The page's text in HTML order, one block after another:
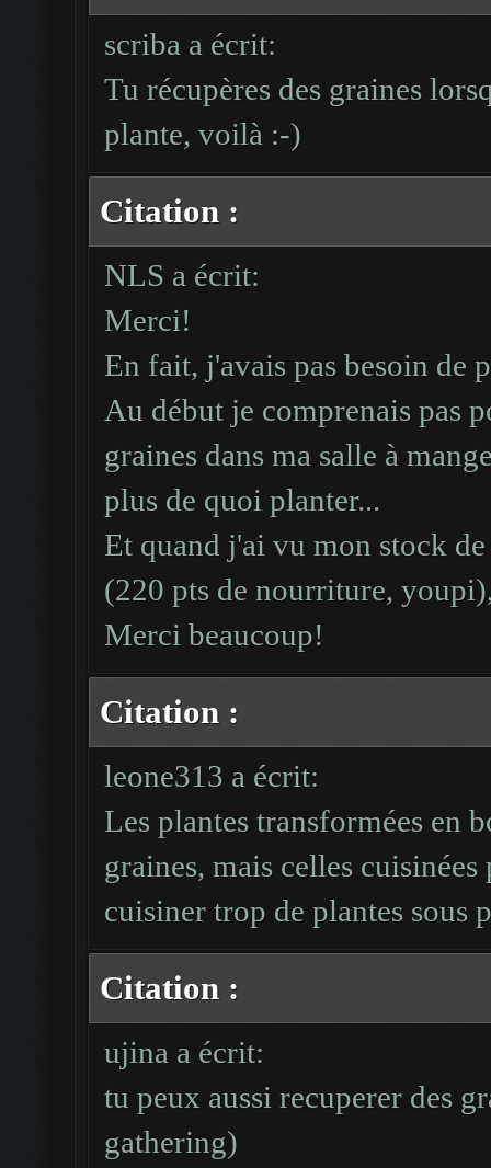
scriba a écrit:
Tu récupères des graines
plante, voilà :-)
Citation :
NLS a écrit:
Merci!
En fait, j'avais pas besoin de
Au début je comprenais pas
graines dans ma salle à
plus de quoi planter...
Et quand j'ai vu mon stock
(220 pts de nourriture,
Merci beaucoup!
Citation :
leone313 a écrit:
Les plantes transformées en
graines, mais celles
cuisiner trop de plantes sous
Citation :
ujina a écrit:
tu peux aussi recuperer des
gathering)